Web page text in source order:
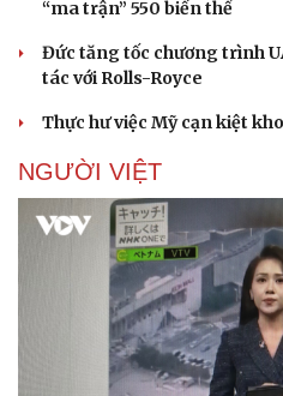
Doanh nghiệp
Doanh nghiệp 24h
Doanh nhân
Vì cộng đồng
“ma trận” 550 biến thể
Đức tăng tốc chương trình
tác với Rolls-Royce
Thực hư việc Mỹ cạn kiệt
NGƯỜI VIỆT